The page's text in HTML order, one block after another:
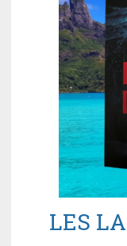
LES